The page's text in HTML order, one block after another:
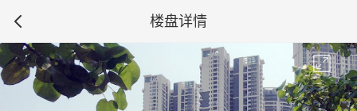
楼盘详情